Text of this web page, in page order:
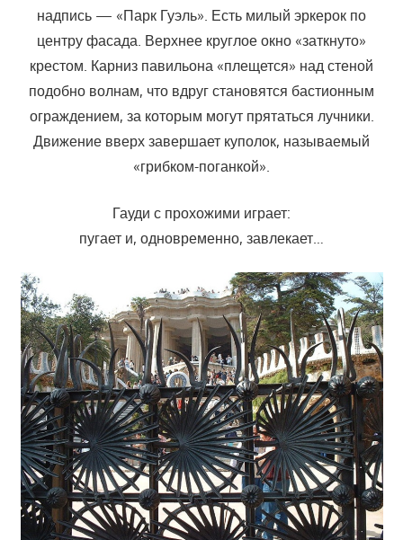
надпись — «Парк Гуэль». Есть милый эркерок по
центру фасада. Верхнее круглое окно «заткнуто»
крестом. Карниз павильона «плещется» над стеной
подобно волнам, что вдруг становятся бастионным
ограждением, за которым могут прятаться лучники.
Движение вверх завершает куполок, называемый
«грибком-поганкой».
Гауди с прохожими играет:
пугает и, одновременно, завлекает…